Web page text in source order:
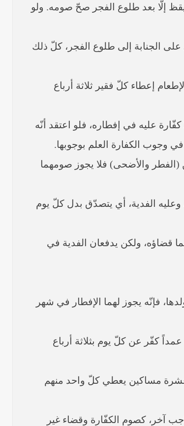
يستيقظ إلّا بعد طلوع الفجر صحّ صومه. ولو
على الجنابة إلى طلوع الفجر، كلّ ذلك
إعطاء كلّ فقير ثلاثة أرباع
كفّارة عليه في إفطاره، فلو اعتقد أنّه
وجوب الكفارة العلم بوجوبها.
(الفطر والأضحى) فلا يجوز صومهما
الفدية، أي يتصدّق بدل كلّ يوم
قضاؤه، ولكن يدفعان الفدية في
فإنّه يجوز لهما الإفطار في شهر
عمداً كفّر عن كلّ يوم بثلاثة أرباع
عشرة مساكين يعطي كلّ واحد منهم
آخر، كصوم الكفّارة وقضاء غير